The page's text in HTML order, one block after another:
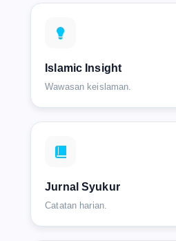
Islamic Insight
Wawasan keislaman.
Jurnal Syukur
Catatan harian.